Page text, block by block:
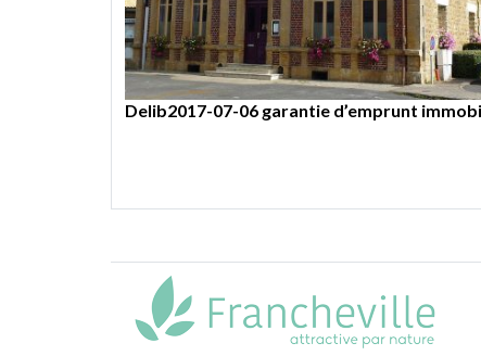
Delib2017-07-15 autorisation au maire à
Delib2017-07-12 subventions classes
Delib2017-07-09 acquisition d’une parcelle
Delib2017-07-06 garantie d’emprunt